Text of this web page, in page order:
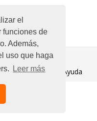
el
funciones de
Además,
uso que haga
Leer más
Aviso legal
Ayuda